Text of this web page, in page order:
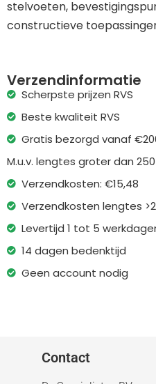
stelvoeten,
constructieve
Verzendinformatie
Scherpste prijzen RVS
Beste kwaliteit RVS
Gratis bezorgd vanaf
M.u.v. lengtes groter dan
Verzendkosten: €15,48
Verzendkosten lengtes
Levertijd 1 tot 5
14 dagen bedenktijd
Geen account nodig
Contact